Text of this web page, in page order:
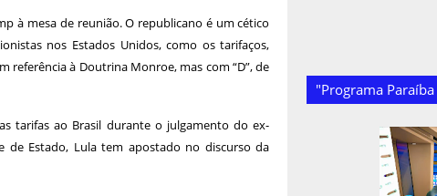
à mesa de reunião. O republicano é um cético
nos Estados Unidos, como os tarifaços,
referência à Doutrina Monroe, mas com “D”, de
tarifas ao Brasil durante o julgamento do ex-
de Estado, Lula tem apostado no discurso da
"Programa